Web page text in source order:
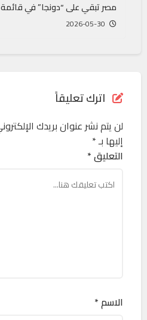
مصر تبقي على “دونجا” في
اترك تعليقاً
لن يتم نشر عنوان بريدك
إليها بـ*
التعليق *
الاسم *